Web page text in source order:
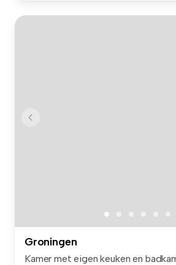
Groningen
Kamer met eigen keuken en